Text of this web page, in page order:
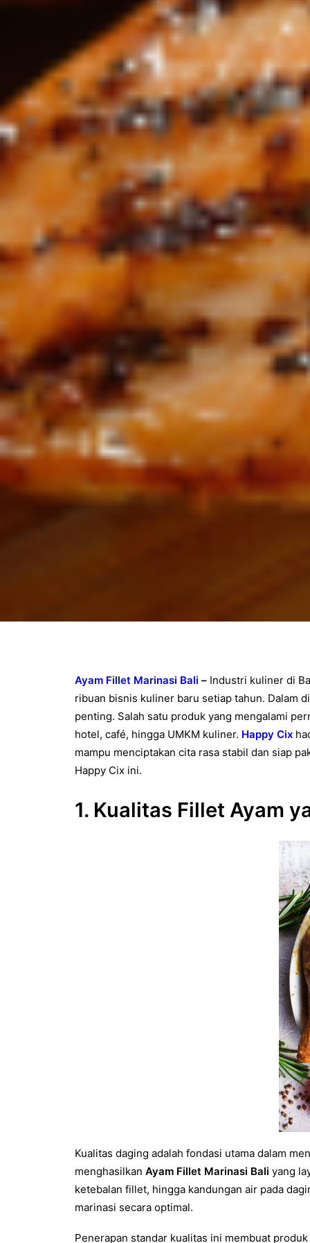
Ayam Fillet Marinasi Bali – Industri kuliner di
ribuan bisnis kuliner baru setiap tahun. Dalam
penting. Salah satu produk yang mengalami
hotel, café, hingga UMKM kuliner. Happy Cix
mampu menciptakan cita rasa stabil dan siap
Happy Cix ini.
1. Kualitas Fillet Ayam
Kualitas daging adalah fondasi utama dalam
menghasilkan Ayam Fillet Marinasi Bali yang
ketebalan fillet, hingga kandungan air pada
marinasi secara optimal.
Penerapan standar kualitas ini membuat